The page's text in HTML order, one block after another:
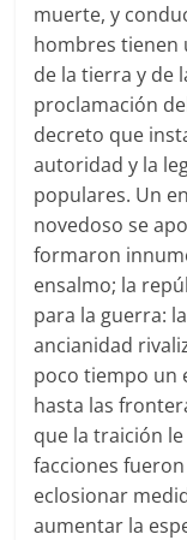
muerte, y
hombres tienen
de la tierra y de
proclamación
decreto que
autoridad y la
populares. Un
novedoso se
formaron
ensalmo; la
para la guerra:
ancianidad
poco tiempo un
hasta las
que la traición
facciones
eclosionar
aumentar la